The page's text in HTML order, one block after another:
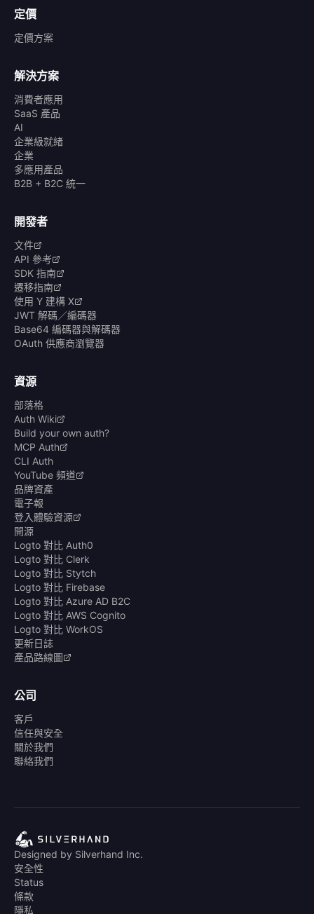
定價
定價方案
解決方案
消費者應用
SaaS 產品
AI
企業級就緒
企業
多應用產品
B2B + B2C 統一
開發者
文件
API 參考
SDK 指南
遷移指南
使用 Y 建構 X
JWT 解碼／編碼器
Base64 編碼器與解碼器
OAuth 供應商瀏覽器
資源
部落格
Auth Wiki
Build your own auth?
MCP Auth
CLI Auth
YouTube 頻道
品牌資產
電子報
登入體驗資源
開源
Logto 對比 Auth0
Logto 對比 Clerk
Logto 對比 Stytch
Logto 對比 Firebase
Logto 對比 Azure AD B2C
Logto 對比 AWS Cognito
Logto 對比 WorkOS
更新日誌
產品路線圖
公司
客戶
信任與安全
關於我們
聯絡我們
Designed by Silverhand Inc.
安全性
Status
條款
隱私